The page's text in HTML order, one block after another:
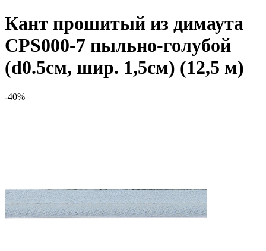
Кант прошитый из димаута
CPS000-7 пыльно-голубой
(d0.5см, шир. 1,5см) (12,5 м)
-40%